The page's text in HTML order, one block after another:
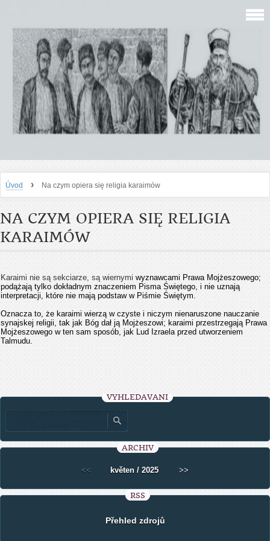
Úvod › Na czym opiera się religia karaimów
NA CZYM OPIERA SIĘ RELIGIA
KARAIMÓW
Karaimi nie są sekciarze, są wiernymi wyznawcami Prawa Mojżeszowego;
podążają tylko dokładnym znaczeniem Pisma Świętego, i nie uznają
interpretacji, które nie mają podstaw w Piśmie Świętym.
Oznacza to, że karaimi wierzą w czyste i niczym nienaruszone nauczanie
synajskej religii, tak jak Bóg dał ją Mojżeszowi; karaimi przestrzegają Prawa
Mojżeszowego w ten sam sposób, jak Lud Izraela przed utworzeniem
Talmudu.
VYHLEDÁVÁNÍ
ARCHIV
<< květen / 2025 >>
RSS
Přehled zdrojů